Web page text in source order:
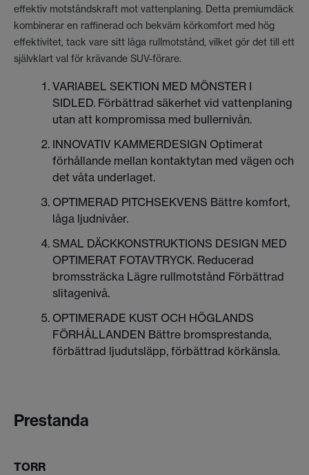
effektiv motståndskraft mot vattenplaning. Detta premiumdäck
kombinerar en raffinerad och bekväm körkomfort med hög
effektivitet, tack vare sitt låga rullmotstånd, vilket gör det till ett
självklart val för krävande SUV-förare.
VARIABEL SEKTION MED MÖNSTER I
SIDLED. Förbättrad säkerhet vid vattenplaning
utan att kompromissa med bullernivån.
INNOVATIV KAMMERDESIGN Optimerat
förhållande mellan kontaktytan med vägen och
det våta underlaget.
OPTIMERAD PITCHSEKVENS Bättre komfort,
låga ljudnivåer.
SMAL DÄCKKONSTRUKTIONS DESIGN MED
OPTIMERAT FOTAVTRYCK. Reducerad
bromssträcka Lägre rullmotstånd Förbättrad
slitagenivå.
OPTIMERADE KUST OCH HÖGLANDS
FÖRHÅLLANDEN Bättre bromsprestanda,
förbättrad ljudutsläpp, förbättrad körkänsla.
Prestanda
TORR